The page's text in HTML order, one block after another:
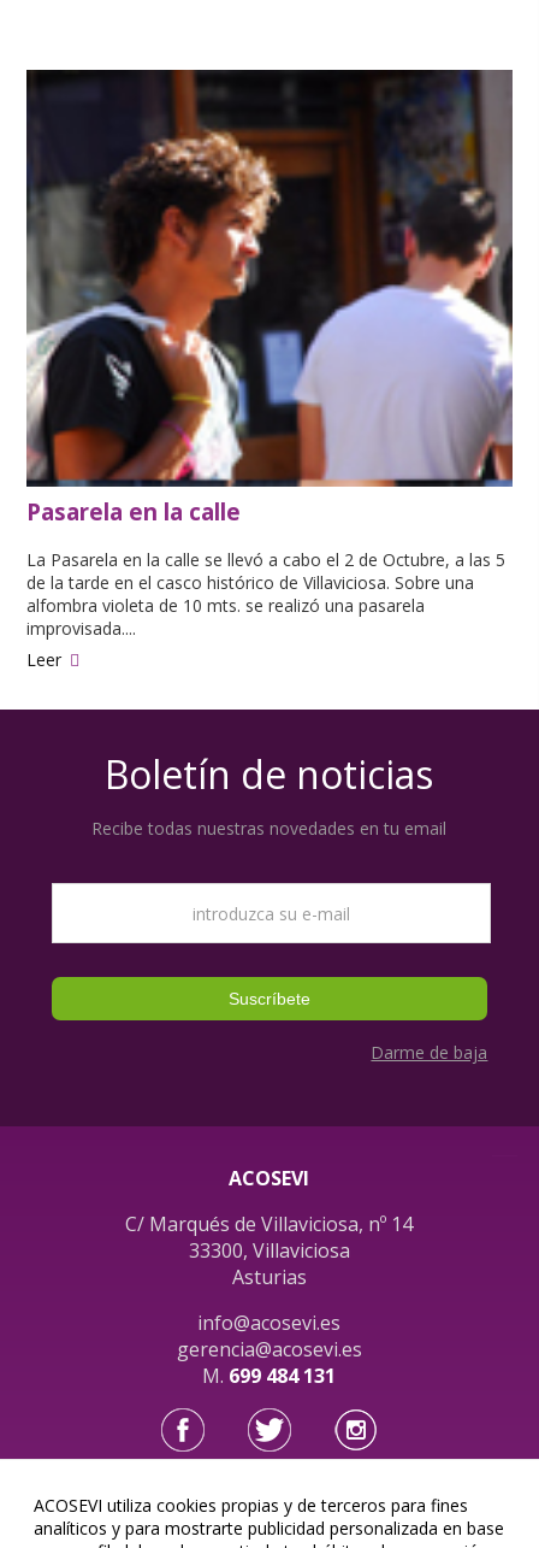
Pasarela en la calle
La Pasarela en la calle se llevó a cabo el 2 de Octubre, a las 5
de la tarde en el casco histórico de Villaviciosa. Sobre una
alfombra violeta de 10 mts. se realizó una pasarela
improvisada....
Leer
Boletín de noticias
Recibe todas nuestras novedades en tu email
Darme de baja
ACOSEVI
C/ Marqués de Villaviciosa, nº 14
33300, Villaviciosa
Asturias
info@acosevi.es
gerencia@acosevi.es
M. 699 484 131
Acosevi, SL © 2026
ACOSEVI utiliza cookies propias y de terceros para fines
analíticos y para mostrarte publicidad personalizada en base